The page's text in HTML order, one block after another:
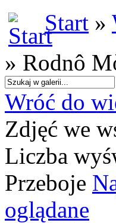
Start »
» Rodnô
Wróć do
Zdjęć we
Liczba
Przeboje
oglądane